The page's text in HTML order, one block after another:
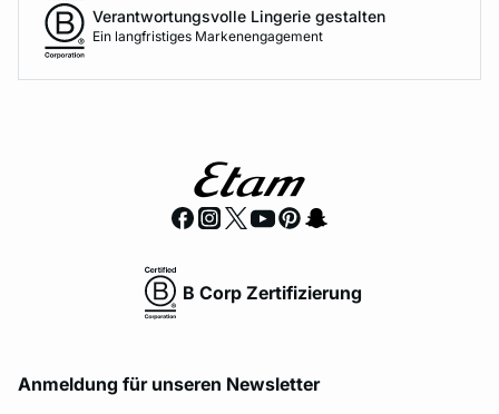
Verantwortungsvolle Lingerie gestalten
Ein langfristiges Markenengagement
B Corp Zertifizierung
Anmeldung für unseren Newsletter